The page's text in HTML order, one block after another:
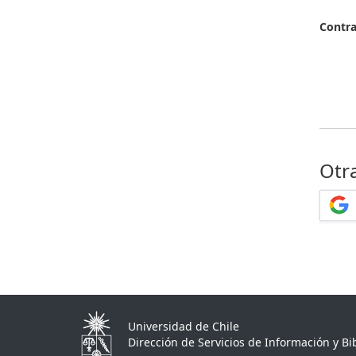
Universidad de Chile
Dirección de Servicios de Información y